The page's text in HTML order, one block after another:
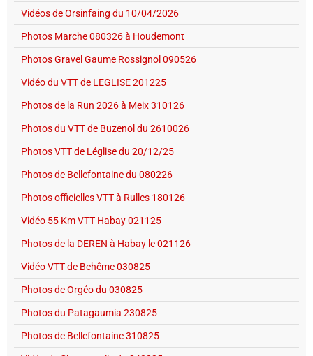
Vidéos de Orsinfaing du 10/04/2026
Photos Marche 080326 à Houdemont
Photos Gravel Gaume Rossignol 090526
Vidéo du VTT de LEGLISE 201225
Photos de la Run 2026 à Meix 310126
Photos du VTT de Buzenol du 2610026
Photos VTT de Léglise du 20/12/25
Photos de Bellefontaine du 080226
Photos officielles VTT à Rulles 180126
Vidéo 55 Km VTT Habay 021125
Photos de la DEREN à Habay le 021126
Vidéo VTT de Behême 030825
Photos de Orgéo du 030825
Photos du Patagaumia 230825
Photos de Bellefontaine 310825